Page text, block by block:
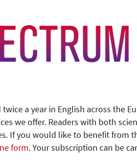
a year in English across the
we offer. Readers with both
If you would like to benefit from
form. Your subscription can be